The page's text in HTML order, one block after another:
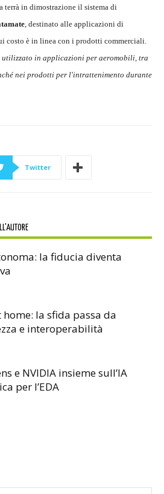
terrà in dimostrazione il sistema di
, destinato alle applicazioni di
costo è in linea con i prodotti commerciali.
utilizzato in applicazioni per aeromobili, tra
nei prodotti per l'intrattenimento durante
Twitter
la fiducia diventa
home: la sfida passa da
e interoperabilità
e NVIDIA insieme sull’IA
per l’EDA